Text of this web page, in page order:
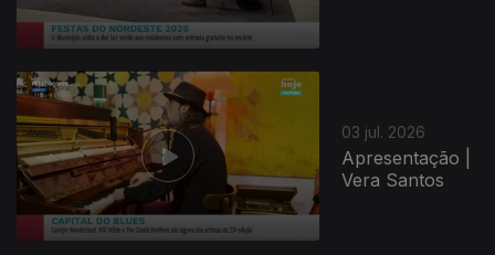
03 jul. 2026
Apresentação |
Vera Santos